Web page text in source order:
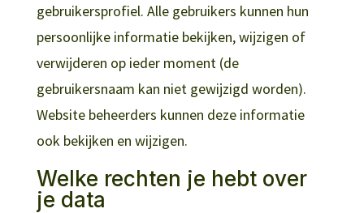
gebruikersprofiel. Alle gebruikers kunnen hun
persoonlijke informatie bekijken, wijzigen of
verwijderen op ieder moment (de
gebruikersnaam kan niet gewijzigd worden).
Website beheerders kunnen deze informatie
ook bekijken en wijzigen.
Welke rechten je hebt over
je data